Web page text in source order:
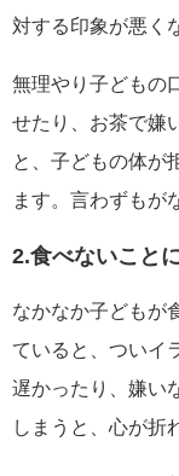
対する印象が悪く
無理やり子どもの
せたり、お茶で嫌
と、子どもの体が
ます。言わずもが
2.食べないこと
なかなか子どもが
ていると、ついイ
遅かったり、嫌い
しまうと、心が折